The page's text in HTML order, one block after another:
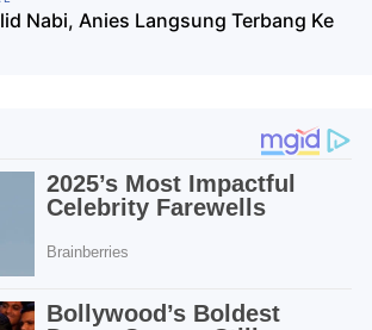
Nabi, Anies Langsung Terbang Ke